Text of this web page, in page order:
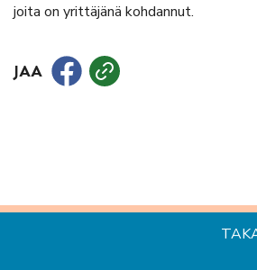
joita on yrittäjänä kohdannut.
JAA